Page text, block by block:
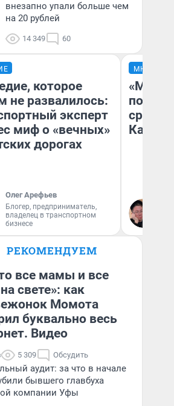
внезапно упали больше чем
на 20 рублей
14 349 60
которое
не развалилось:
эксперт
миф о «вечных»
дорогах
Олег Арефьев
Блогер, предприниматель,
владелец в транспортном
бизнесе
МНЕНИЕ
РЕКОМЕНДУЕМ
все мамы и все
свете»: как
Момота
буквально весь
Видео
5 309 Обсудить
аудит: за что в начале
бывшего главбуха
компании Уфы